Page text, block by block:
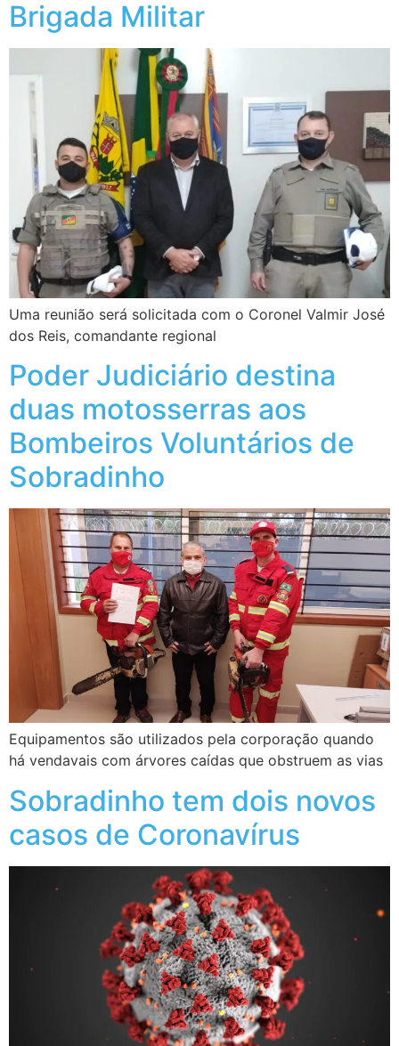
Brigada Militar
Uma reunião será solicitada com o Coronel Valmir José
dos Reis, comandante regional
Poder Judiciário destina
duas motosserras aos
Bombeiros Voluntários de
Sobradinho
Equipamentos são utilizados pela corporação quando
há vendavais com árvores caídas que obstruem as vias
Sobradinho tem dois novos
casos de Coronavírus